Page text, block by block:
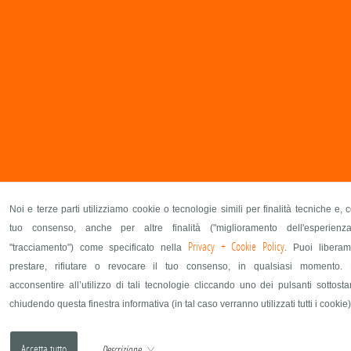
Noi e terze parti utilizziamo cookie o tecnologie simili per finalità tecniche e,
tuo consenso, anche per altre finalità ("miglioramento
"tracciamento") come specificato nella Privacy + Cookie Policy. Puoi
prestare, rifiutare o revocare il tuo consenso, in qualsiasi momento.
acconsentire all’utilizzo di tali tecnologie cliccando uno dei pulsanti
chiudendo questa finestra informativa (in tal caso verranno utilizzati tutti i